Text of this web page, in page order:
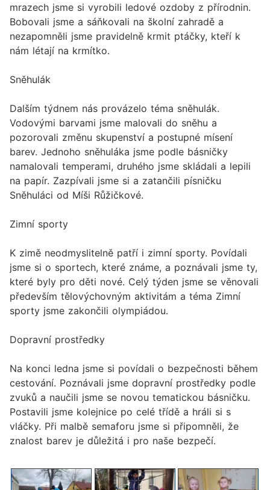
mrazech jsme si vyrobili ledové ozdoby z přírodnin.
Bobovali jsme a sáňkovali na školní zahradě a
nezapomněli jsme pravidelně krmit ptáčky, kteří k
nám létají na krmítko.
Sněhulák
Dalším týdnem nás provázelo téma sněhulák.
Vodovými barvami jsme malovali do sněhu a
pozorovali změnu skupenství a postupné mísení
barev. Jednoho sněhuláka jsme podle básničky
namalovali temperami, druhého jsme skládali a lepili
na papír. Zazpívali jsme si a zatančili písničku
Sněhuláci od Míši Růžičkové.
Zimní sporty
K zimě neodmyslitelně patří i zimní sporty. Povídali
jsme si o sportech, které známe, a poznávali jsme ty,
které byly pro děti nové. Celý týden jsme se věnovali
především tělovýchovným aktivitám a téma Zimní
sporty jsme zakončili olympiádou.
Dopravní prostředky
Na konci ledna jsme si povídali o bezpečnosti během
cestování. Poznávali jsme dopravní prostředky podle
zvuků a naučili jsme se novou tematickou básničku.
Postavili jsme kolejnice po celé třídě a hráli si s
vláčky. Při malbě semaforu jsme si připomněli, že
znalost barev je důležitá i pro naše bezpečí.